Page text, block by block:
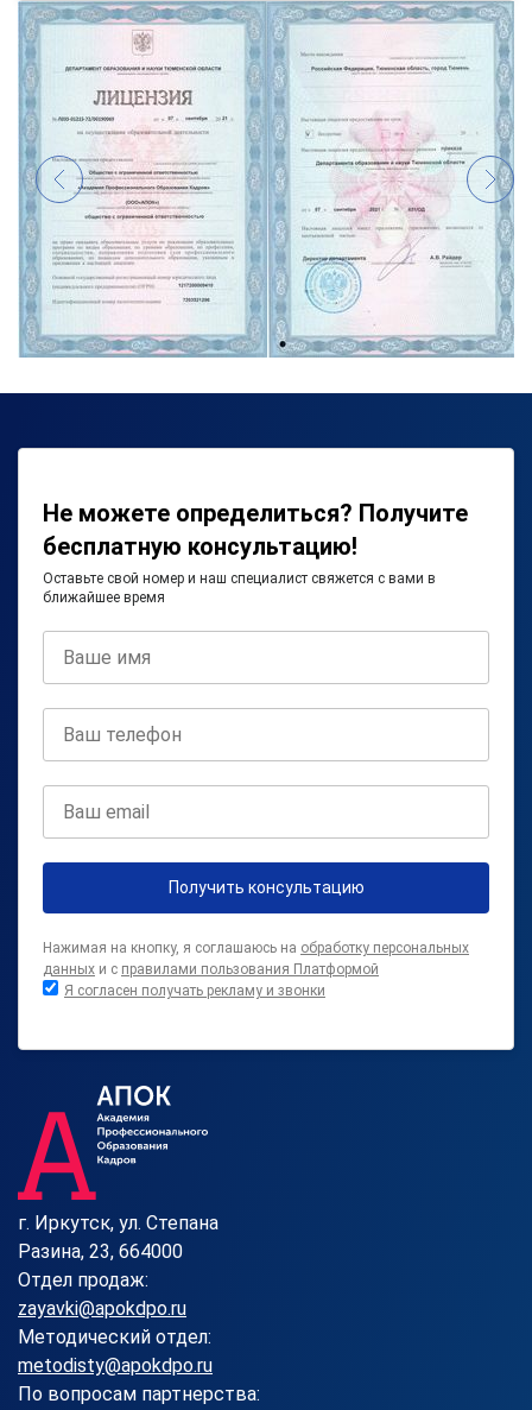
Не можете определиться? Получите
бесплатную консультацию!
Оставьте свой номер и наш специалист свяжется с вами в
ближайшее время
Получить консультацию
Нажимая на кнопку, я соглашаюсь на обработку персональных
данных и с правилами пользования Платформой
Я согласен получать рекламу и звонки
г. Иркутск, ул. Степана
Разина, 23, 664000
Отдел продаж:
zayavki@apokdpo.ru
Методический отдел:
metodisty@apokdpo.ru
По вопросам партнерства: